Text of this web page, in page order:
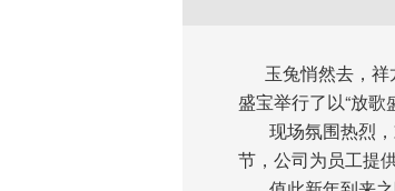
玉兔悄然去，祥
盛宝举行了以“放歌
现场氛围热烈，
节，公司为员工提